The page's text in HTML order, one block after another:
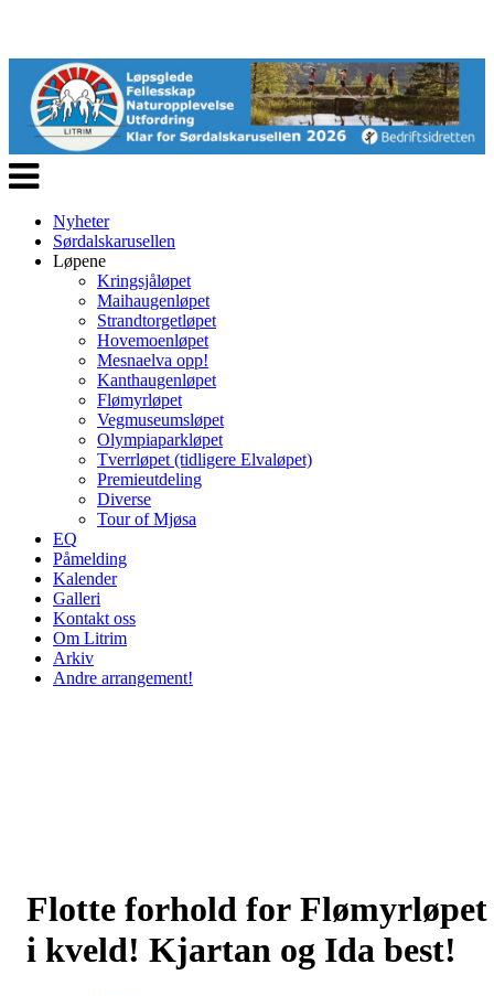
Veksle
navigasjon
Nyheter
Sørdalskarusellen
Løpene
Kringsjåløpet
Maihaugenløpet
Strandtorgetløpet
Hovemoenløpet
Mesnaelva opp!
Kanthaugenløpet
Flømyrløpet
Vegmuseumsløpet
Olympiaparkløpet
Tverrløpet (tidligere Elvaløpet)
Premieutdeling
Diverse
Tour of Mjøsa
EQ
Påmelding
Kalender
Galleri
Kontakt oss
Om Litrim
Arkiv
Andre arrangement!
Flotte forhold for Flømyrløpet
i kveld! Kjartan og Ida best!